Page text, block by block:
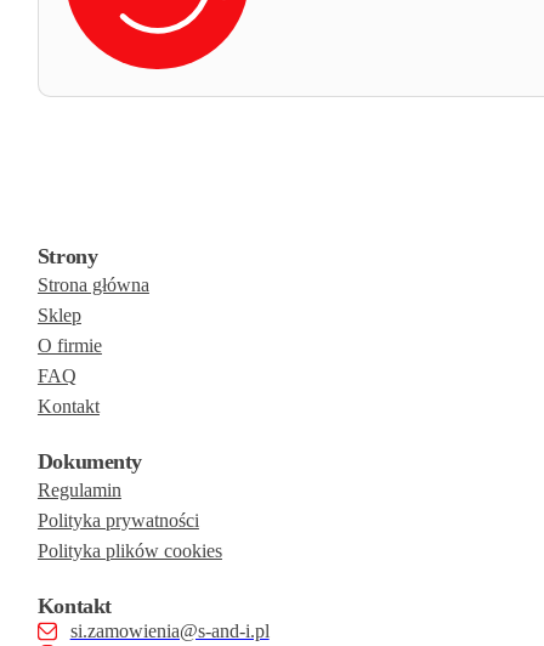
Strony
Strona główna
Sklep
O firmie
FAQ
Kontakt
Dokumenty
Regulamin
Polityka prywatności
Polityka plików cookies
Kontakt
si.zamowienia@s-and-i.pl